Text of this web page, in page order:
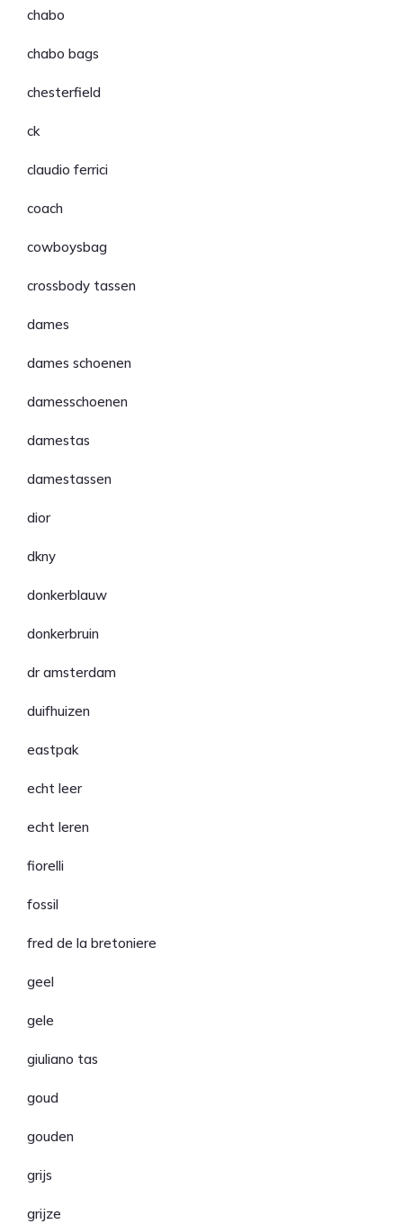
chabo
chabo bags
chesterfield
ck
claudio ferrici
coach
cowboysbag
crossbody tassen
dames
dames schoenen
damesschoenen
damestas
damestassen
dior
dkny
donkerblauw
donkerbruin
dr amsterdam
duifhuizen
eastpak
echt leer
echt leren
fiorelli
fossil
fred de la bretoniere
geel
gele
giuliano tas
goud
gouden
grijs
grijze